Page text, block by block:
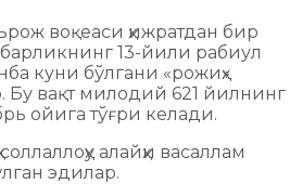
воқеаси ҳижратдан бир
13-йили рабиул
куни бўлгани «рожиҳ»
Бу вақт милодий 621 йилнинг
ойига тўғри келади.
алайҳи васаллам
эдилар.